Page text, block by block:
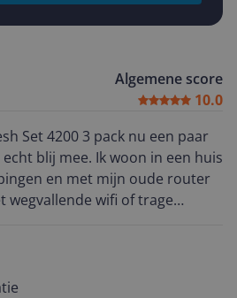
Algemene score
10.0
Set 4200 3 pack nu een paar
blij mee. Ik woon in een huis
en met mijn oude router
wegvallende wifi of trage
Mbit per seconde blijft alles
er tegelijk wordt gestreamd
in 4K loopt altijd strak en